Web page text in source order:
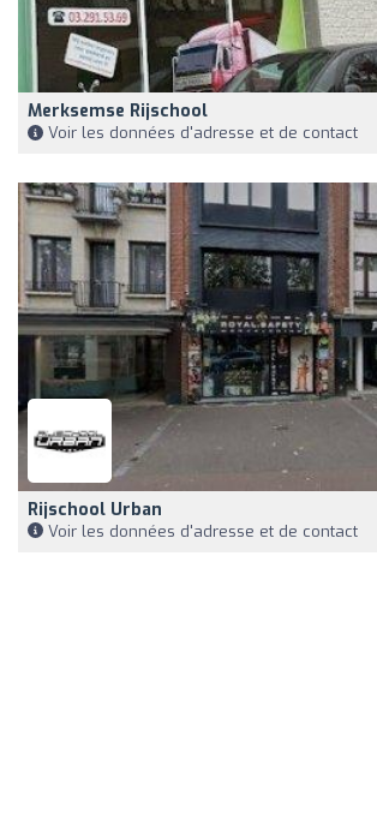
Merksemse Rijschool
Voir les données d'adresse et de contact
Rijschool Urban
Voir les données d'adresse et de contact